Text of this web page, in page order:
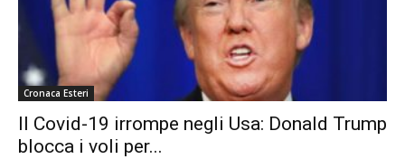
Cronaca Esteri
Il Covid-19 irrompe negli Usa: Donald Trump
blocca i voli per...